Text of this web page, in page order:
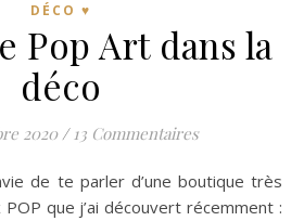
DÉCO ♥
Pop Art dans la
déco
2020 / 13 Commentaires
que j’ai découvert récemment :